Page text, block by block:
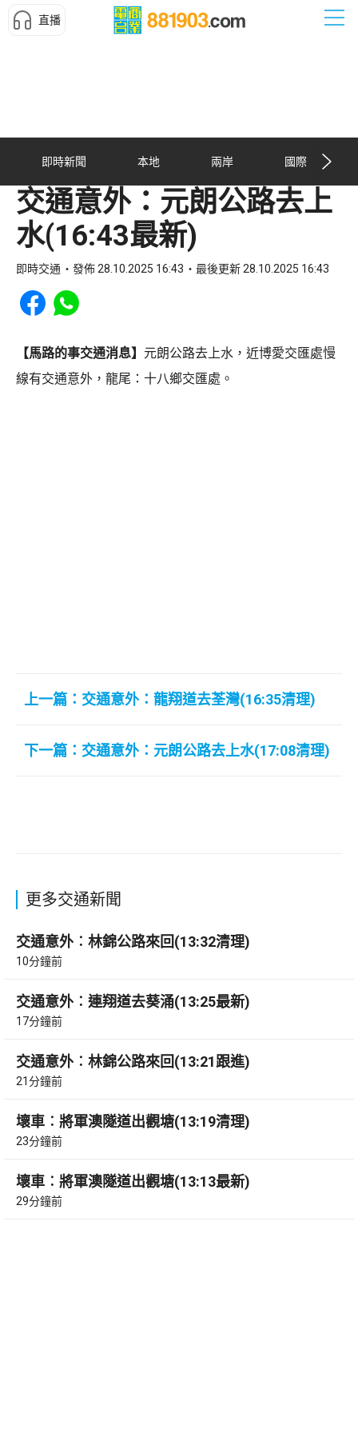
直播
即時新聞 本地 兩岸 國際
交通意外：元朗公路去上
水(16:43最新)
即時交通 發佈 28.10.2025 16:43 最後更新 28.10.2025 16:43
Share to Facebook
Share to WhatsApp
【馬路的事交通消息】 元朗公路去上水，近博愛交匯處慢
線有交通意外，龍尾：十八鄉交匯處。
上一篇：交通意外：龍翔道去荃灣(16:35清理)
下一篇：交通意外：元朗公路去上水(17:08清理)
更多交通新聞
交通意外︰林錦公路來回(13:32清理)
10分鐘前
交通意外︰連翔道去葵涌(13:25最新)
17分鐘前
交通意外︰林錦公路來回(13:21跟進)
21分鐘前
壞車︰將軍澳隧道出觀塘(13:19清理)
23分鐘前
壞車︰將軍澳隧道出觀塘(13:13最新)
29分鐘前